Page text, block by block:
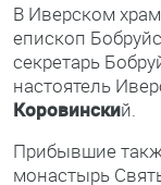
В Иверском
епископ
секретарь
настоятель
Коровинский.
Прибывшие
монастырь